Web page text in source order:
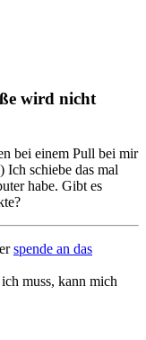
wird nicht
bei einem Pull bei mir
schiebe das mal
habe. Gibt es
spende an das
muss, kann mich